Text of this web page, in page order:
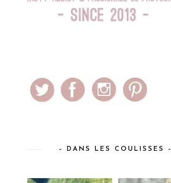
– DANS LES COULISSES –